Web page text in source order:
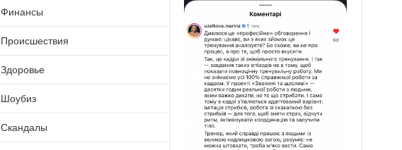
Финансы
Происшествия
Здоровье
Шоубиз
Скандалы